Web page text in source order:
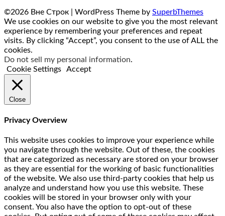
©2026 Вне Строк | WordPress Theme by SuperbThemes
We use cookies on our website to give you the most relevant
experience by remembering your preferences and repeat
visits. By clicking “Accept”, you consent to the use of ALL the
cookies.
Do not sell my personal information.
Cookie Settings
Accept
Close
Privacy Overview
This website uses cookies to improve your experience while
you navigate through the website. Out of these, the cookies
that are categorized as necessary are stored on your browser
as they are essential for the working of basic functionalities
of the website. We also use third-party cookies that help us
analyze and understand how you use this website. These
cookies will be stored in your browser only with your
consent. You also have the option to opt-out of these